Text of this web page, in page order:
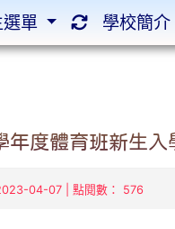
度體育班新生入
04-07 | 點閱數： 576
選單 學校簡介